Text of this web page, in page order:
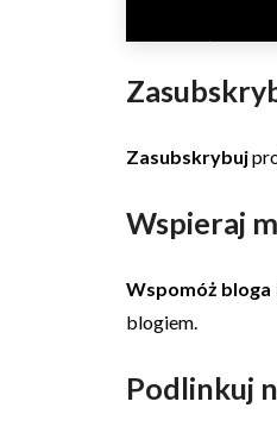
Zasubskrybuj
Wspieraj
Wspomóż bloga
blogiem.
Podlinkuj